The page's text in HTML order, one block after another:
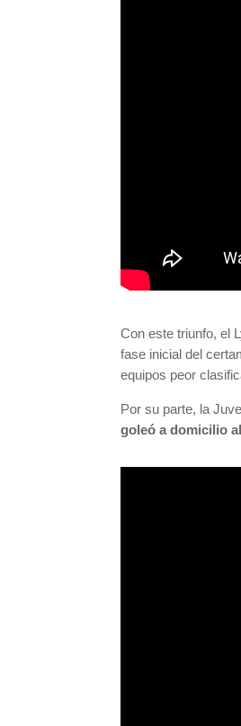
Con este triunfo, el
fase inicial del
equipos peor
Por su parte, la
goleó a domicilio